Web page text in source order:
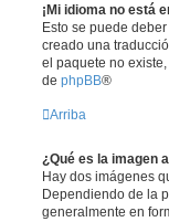
¡Mi idioma no está
Esto se puede
creado una
el paquete no
de phpBB®
Arriba
¿Qué es la imagen
Hay dos imágenes
Dependiendo de la
generalmente en